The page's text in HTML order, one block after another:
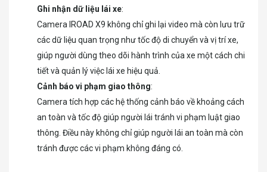
Ghi nhận dữ liệu lái xe:
Camera IROAD X9 không chỉ ghi lại video mà còn lưu trữ
các dữ liệu quan trọng như tốc độ di chuyển và vị trí xe,
giúp người dùng theo dõi hành trình của xe một cách chi
tiết và quản lý việc lái xe hiệu quả.
Cảnh báo vi phạm giao thông:
Camera tích hợp các hệ thống cảnh báo về khoảng cách
an toàn và tốc độ giúp người lái tránh vi phạm luật giao
thông. Điều này không chỉ giúp người lái an toàn mà còn
tránh được các vi phạm không đáng có.